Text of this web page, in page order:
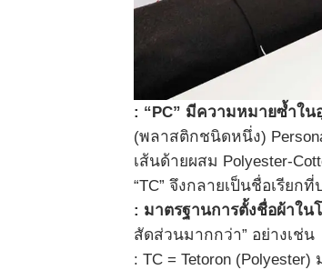
: “PC” มีความหมายซ้ำใน
(พลาสติกชนิดหนึ่ง)
เส้นด้ายผสม Polyester-
“TC” จึงกลายเป็นชื่อเรียก
: มาตรฐานการตั้งชื่อผ้าใน
สัดส่วนมากกว่า” อย่างเช่น
: TC = Tetoron (Polyester)